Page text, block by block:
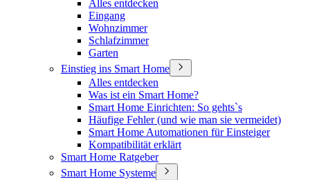
Alles entdecken
Eingang
Wohnzimmer
Schlafzimmer
Garten
Einstieg ins Smart Home
Alles entdecken
Was ist ein Smart Home?
Smart Home Einrichten: So gehts`s
Häufige Fehler (und wie man sie vermeidet)
Smart Home Automationen für Einsteiger
Kompatibilität erklärt
Smart Home Ratgeber
Smart Home Systeme